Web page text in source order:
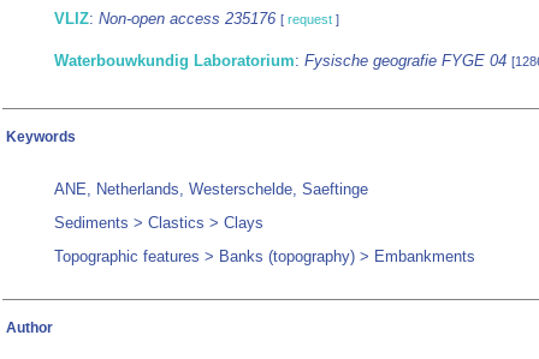
VLIZ: Non-open access 235176 [ request ]
Waterbouwkundig Laboratorium: Fysische geografie FYGE 04
Keywords
ANE, Netherlands, Westerschelde, Saeftinge
Sediments > Clastics > Clays
Topographic features > Banks (topography) > Embankments
Author